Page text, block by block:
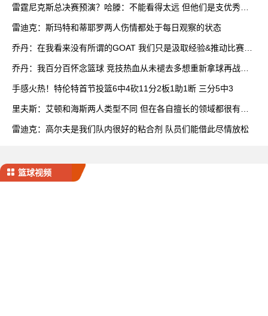
雷霆尼克斯总决赛预演？哈滕：不能看得太远 但他们是支优秀球
雷迪克：斯玛特和蒂耶罗两人伤情都处于每日观察的状态
乔丹：在我看来没有所谓的GOAT 我们只是汲取经验&推动比赛发
乔丹：我百分百怀念篮球 竞技热血从未褪去多想重新拿球再战一
手感火热！特伦特首节投篮6中4砍11分2板1助1断 三分5中3
里夫斯：艾顿和海斯两人类型不同 但在各自擅长的领域都很有效
雷迪克：高尔夫是我们队内很好的粘合剂 队员们能借此尽情放松
篮球视频